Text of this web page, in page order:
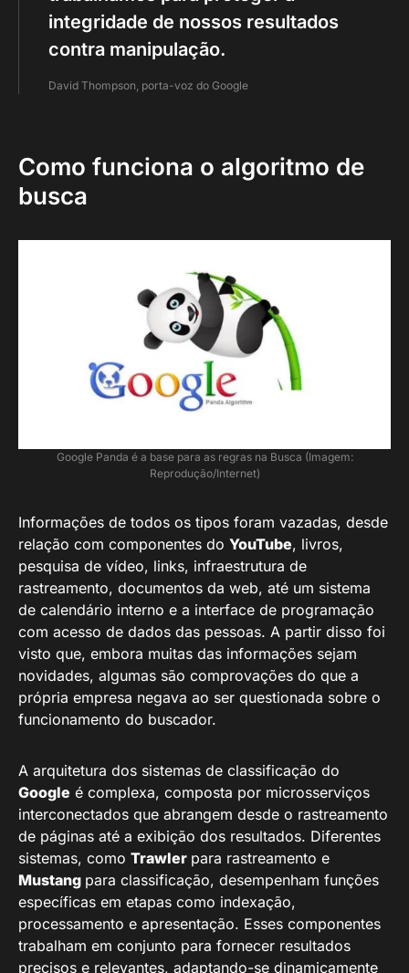
integridade de nossos resultados
contra manipulação.
David Thompson, porta-voz do Google
Como funciona o algoritmo de
busca
Google Panda é a base para as regras na Busca (Imagem:
Reprodução/Internet)
Informações de todos os tipos foram vazadas, desde
relação com componentes do YouTube, livros,
pesquisa de vídeo, links, infraestrutura de
rastreamento, documentos da web, até um sistema
de calendário interno e a interface de programação
com acesso de dados das pessoas. A partir disso foi
visto que, embora muitas das informações sejam
novidades, algumas são comprovações do que a
própria empresa negava ao ser questionada sobre o
funcionamento do buscador.
A arquitetura dos sistemas de classificação do
Google é complexa, composta por microsserviços
interconectados que abrangem desde o rastreamento
de páginas até a exibição dos resultados. Diferentes
sistemas, como Trawler para rastreamento e
Mustang para classificação, desempenham funções
específicas em etapas como indexação,
processamento e apresentação. Esses componentes
trabalham em conjunto para fornecer resultados
precisos e relevantes, adaptando-se dinamicamente